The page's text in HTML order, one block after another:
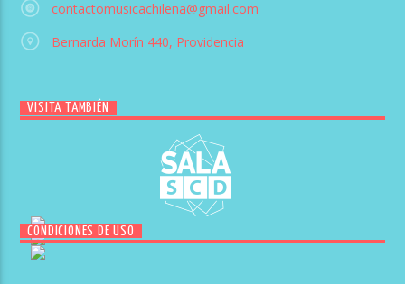
contactomusicachilena@gmail.com
Bernarda Morín 440, Providencia
VISITA TAMBIÉN
CONDICIONES DE USO